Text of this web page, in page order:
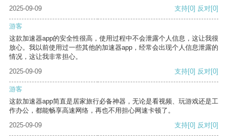
2025-09-09
支持[0] 反对[0]
游客
这款加速器app的安全性很高，使用过程中不会泄露个人信息，这让我很
放心。我以前使用过一些其他的加速器app，经常会出现个人信息泄露的
情况，这让我非常担心。
2025-09-09
支持[0] 反对[0]
游客
这款加速器app简直是居家旅行必备神器，无论是看视频、玩游戏还是工
作办公，都能畅享高速网络，再也不用担心网速卡顿了。
2025-09-09
支持[0] 反对[0]